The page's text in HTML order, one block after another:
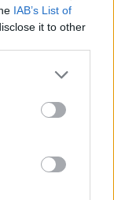
IAB’s List of
it to other